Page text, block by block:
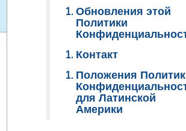
Обновления этой
Политики
Контакт
Положения
для Латинской
Америки